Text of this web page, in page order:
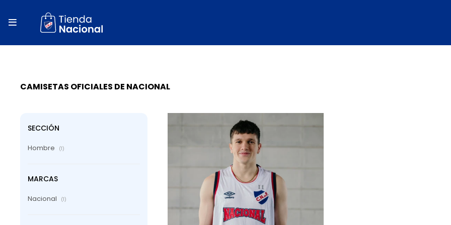

CAMISETAS OFICIALES DE NACIONAL
SECCIÓN
Hombre (1)
MARCAS
Nacional (1)
close
local_shipping
percent